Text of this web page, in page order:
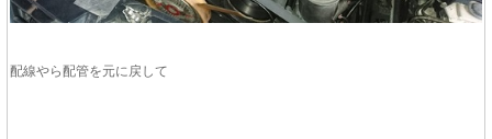
配線やら配管を元に戻して